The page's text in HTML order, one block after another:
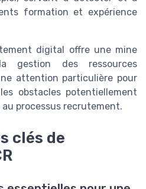
formation et expérience
digital offre une mine
gestion des ressources
attention particulière pour
obstacles potentiellement
processus recrutement.
clés de